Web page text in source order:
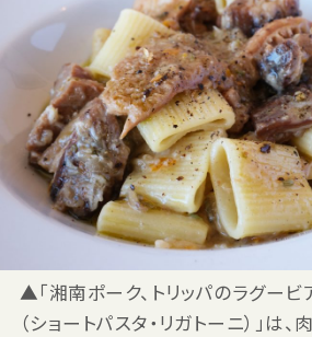
▲「湘南ポーク、トリッパのラグー
（ショートパスタ・リガトーニ）」は